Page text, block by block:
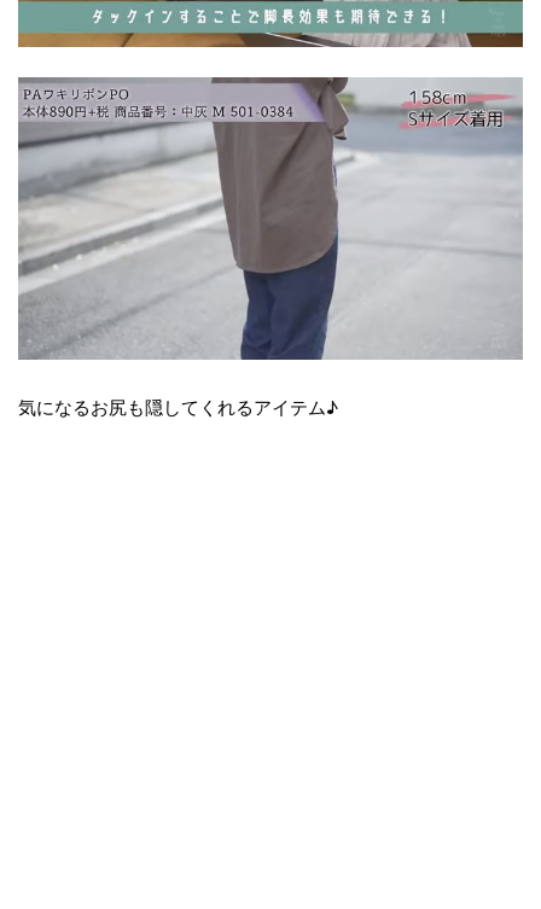
気になるお尻も隠してくれるアイテム♪